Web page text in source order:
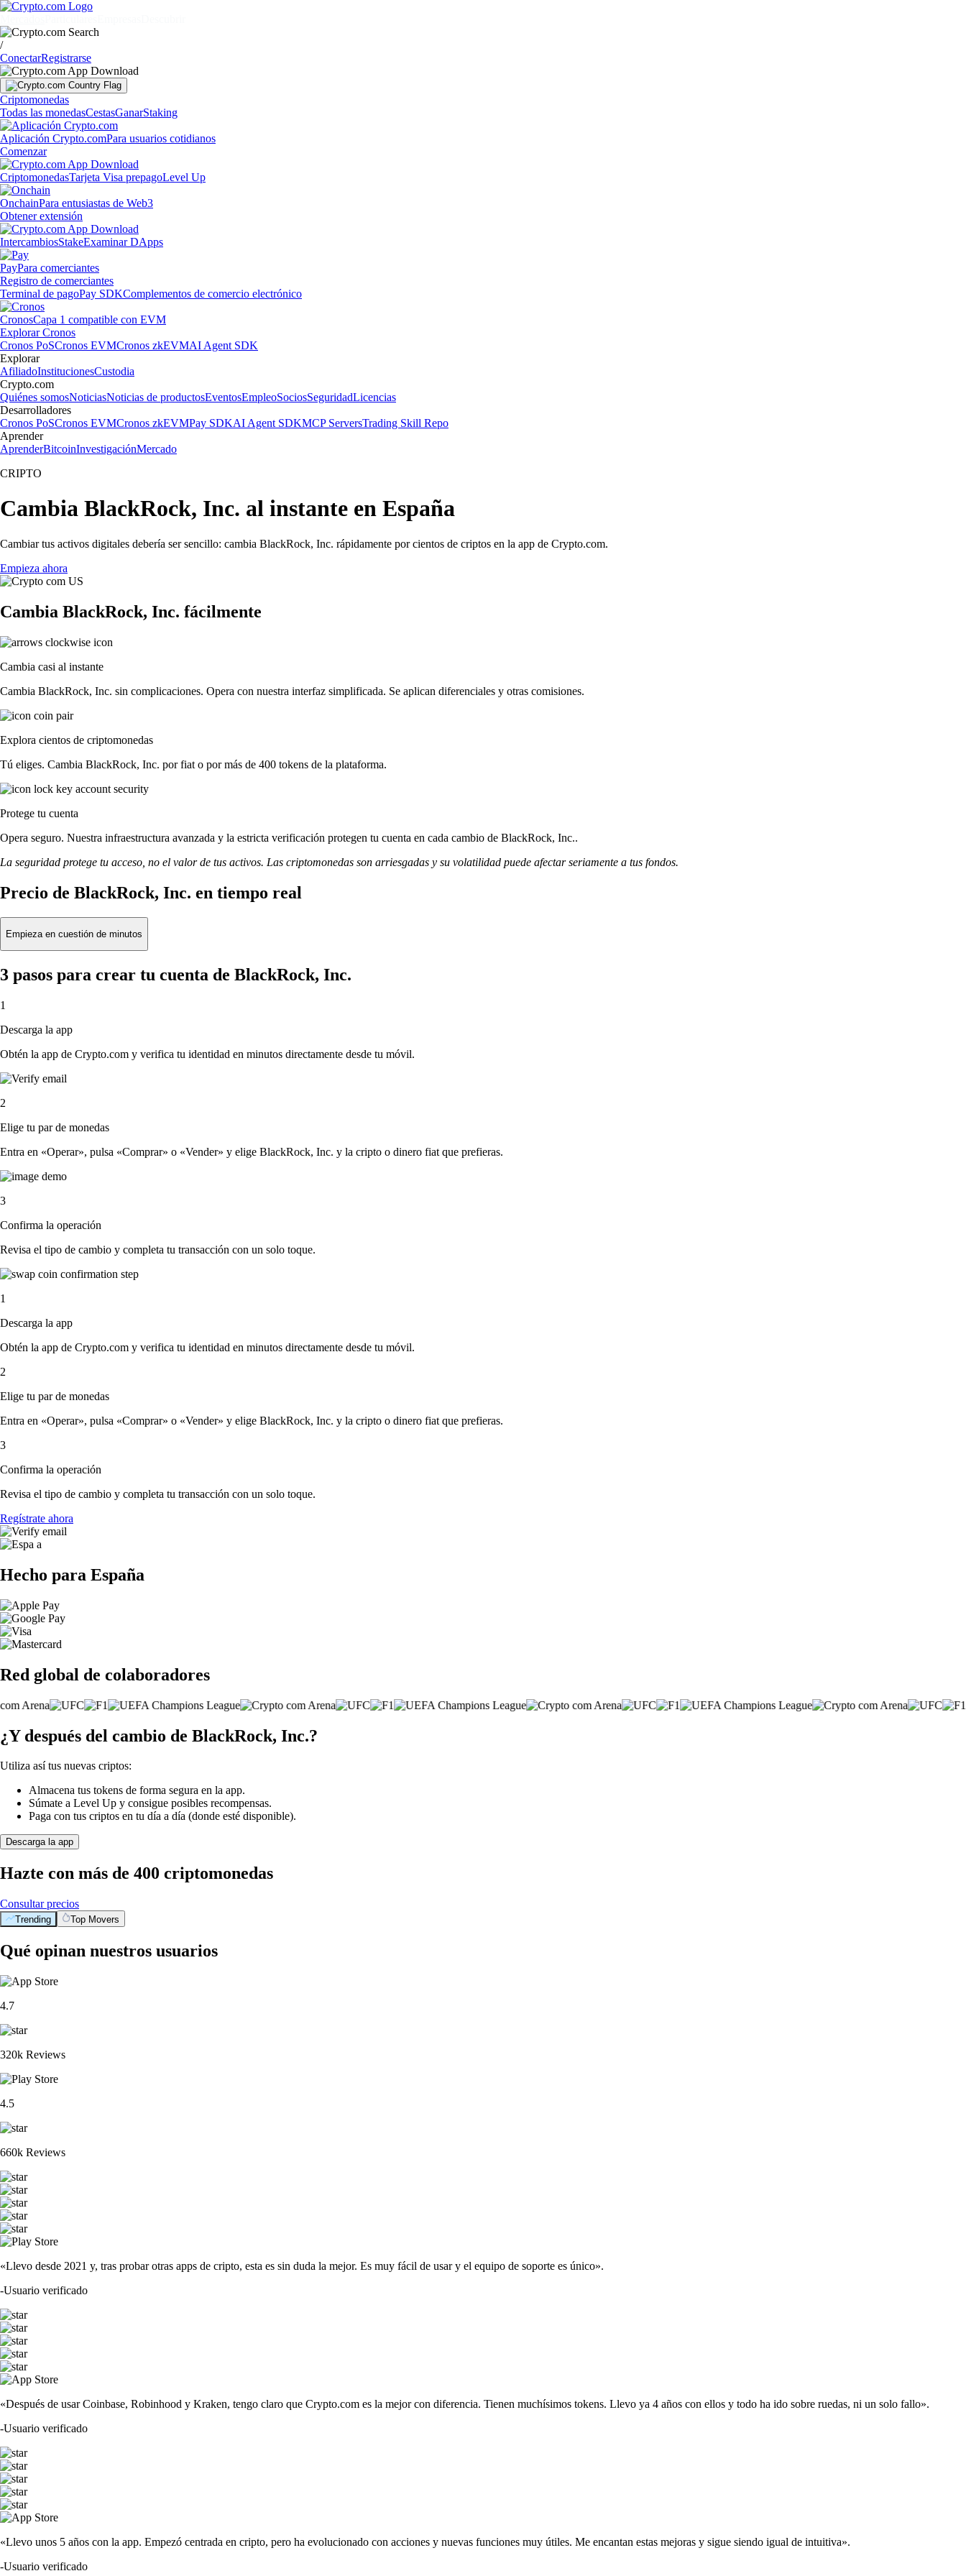
/
ConectarRegistrarse
Criptomonedas
Todas las monedasCestasGanarStaking
Aplicación Crypto.comPara usuarios cotidianos
Comenzar
CriptomonedasTarjeta Visa prepagoLevel Up
OnchainPara entusiastas de Web3
Obtener extensión
IntercambiosStakeExaminar DApps
PayPara comerciantes
Registro de comerciantes
Terminal de pagoPay SDKComplementos de comercio electrónico
CronosCapa 1 compatible con EVM
Explorar Cronos
Cronos PoSCronos EVMCronos zkEVMAI Agent SDK
Explorar
AfiliadoInstitucionesCustodia
Crypto.com
Quiénes somosNoticiasNoticias de productosEventosEmpleoSociosSeguridadLicencias
Desarrolladores
Cronos PoSCronos EVMCronos zkEVMPay SDKAI Agent SDKMCP ServersTrading Skill Repo
Aprender
AprenderBitcoinInvestigaciónMercado
CRIPTO
Cambia BlackRock, Inc. al instante en España
Cambiar tus activos digitales debería ser sencillo: cambia BlackRock, Inc. rápidamente por cientos de criptos en la app de Crypto.com.
Empieza ahora
Cambia BlackRock, Inc. fácilmente
Cambia casi al instante
Cambia BlackRock, Inc. sin complicaciones. Opera con nuestra interfaz simplificada. Se aplican diferenciales y otras comisiones.
Explora cientos de criptomonedas
Tú eliges. Cambia BlackRock, Inc. por fiat o por más de 400 tokens de la plataforma.
Protege tu cuenta
Opera seguro. Nuestra infraestructura avanzada y la estricta verificación protegen tu cuenta en cada cambio de BlackRock, Inc..
La seguridad protege tu acceso, no el valor de tus activos. Las criptomonedas son arriesgadas y su volatilidad puede afectar seriamente a tus fondos.
Precio de BlackRock, Inc. en tiempo real
Empieza en cuestión de minutos
3 pasos para crear tu cuenta de BlackRock, Inc.
1
Descarga la app
Obtén la app de Crypto.com y verifica tu identidad en minutos directamente desde tu móvil.
2
Elige tu par de monedas
Entra en «Operar», pulsa «Comprar» o «Vender» y elige BlackRock, Inc. y la cripto o dinero fiat que prefieras.
3
Confirma la operación
Revisa el tipo de cambio y completa tu transacción con un solo toque.
1
Descarga la app
Obtén la app de Crypto.com y verifica tu identidad en minutos directamente desde tu móvil.
2
Elige tu par de monedas
Entra en «Operar», pulsa «Comprar» o «Vender» y elige BlackRock, Inc. y la cripto o dinero fiat que prefieras.
3
Confirma la operación
Revisa el tipo de cambio y completa tu transacción con un solo toque.
Regístrate ahora
Hecho para España
Red global de colaboradores
¿Y después del cambio de BlackRock, Inc.?
Utiliza así tus nuevas criptos:
Almacena tus tokens de forma segura en la app.
Súmate a Level Up y consigue posibles recompensas.
Paga con tus criptos en tu día a día (donde esté disponible).
Descarga la app
Hazte con más de 400 criptomonedas
Consultar precios
Trending Top Movers
Qué opinan nuestros usuarios
4.7
320k Reviews
4.5
660k Reviews
«Llevo desde 2021 y, tras probar otras apps de cripto, esta es sin duda la mejor. Es muy fácil de usar y el equipo de soporte es único».
-Usuario verificado
«Después de usar Coinbase, Robinhood y Kraken, tengo claro que Crypto.com es la mejor con diferencia. Tienen muchísimos tokens. Llevo ya 4 años con ellos y todo ha ido sobre ruedas, ni un solo fallo».
-Usuario verificado
«Llevo unos 5 años con la app. Empezó centrada en cripto, pero ha evolucionado con acciones y nuevas funciones muy útiles. Me encantan estas mejoras y sigue siendo igual de intuitiva».
-Usuario verificado